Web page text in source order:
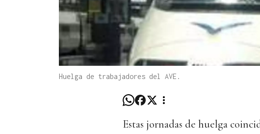
Huelga de trabajadores del AVE.
Estas jornadas de huelga